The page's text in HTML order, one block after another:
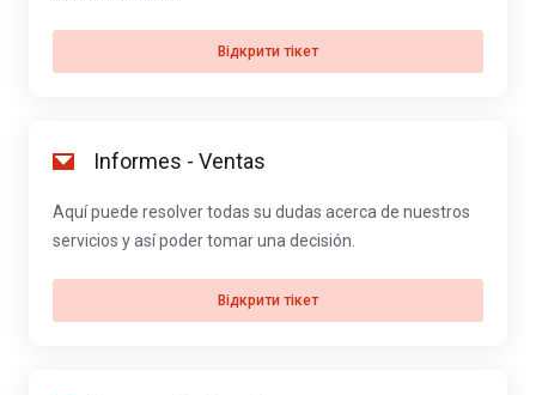
Відкрити тікет
Informes - Ventas
Aquí puede resolver todas su dudas acerca de nuestros
servicios y así poder tomar una decisión.
Відкрити тікет